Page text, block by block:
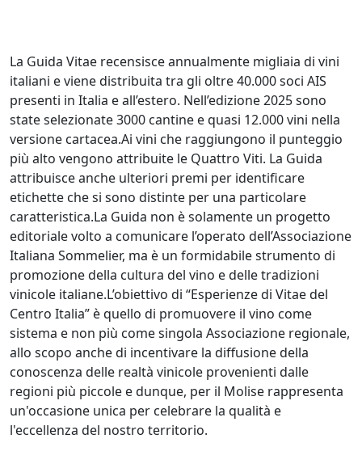
La Guida Vitae recensisce annualmente migliaia di vini
italiani e viene distribuita tra gli oltre 40.000 soci AIS
presenti in Italia e all’estero. Nell’edizione 2025 sono
state selezionate 3000 cantine e quasi 12.000 vini nella
versione cartacea.Ai vini che raggiungono il punteggio
più alto vengono attribuite le Quattro Viti. La Guida
attribuisce anche ulteriori premi per identificare
etichette che si sono distinte per una particolare
caratteristica.La Guida non è solamente un progetto
editoriale volto a comunicare l’operato dell’Associazione
Italiana Sommelier, ma è un formidabile strumento di
promozione della cultura del vino e delle tradizioni
vinicole italiane.L’obiettivo di “Esperienze di Vitae del
Centro Italia” è quello di promuovere il vino come
sistema e non più come singola Associazione regionale,
allo scopo anche di incentivare la diffusione della
conoscenza delle realtà vinicole provenienti dalle
regioni più piccole e dunque, per il Molise rappresenta
un'occasione unica per celebrare la qualità e
l'eccellenza del nostro territorio.